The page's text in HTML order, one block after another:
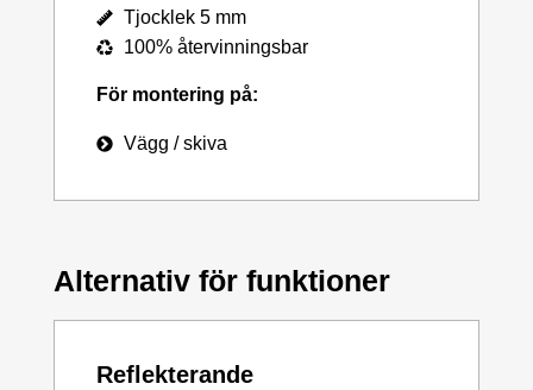
Tjocklek 5 mm
100% återvinningsbar
För montering på:
Vägg / skiva
Alternativ för funktioner
Reflekterande